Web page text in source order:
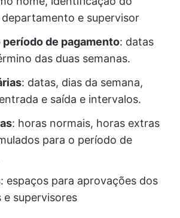
e supervisor
período de pagamento: datas
das duas semanas.
: datas, dias da semana,
e saída e intervalos.
: horas normais, horas extras
para o período de
: espaços para aprovações dos
supervisores